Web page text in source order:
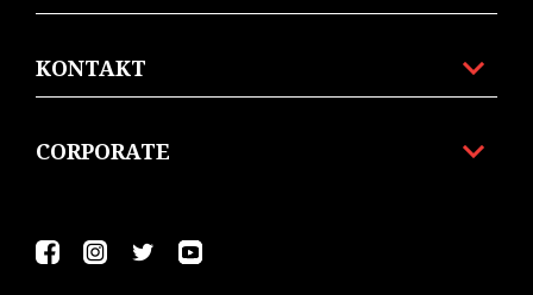
KONTAKT
CORPORATE
FacebookInstagram
Twitter